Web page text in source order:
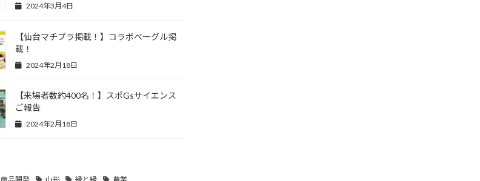
2024年3月4日
【仙台マチプラ掲載！】コラボベーグル掲
載！
2024年2月18日
【来場者数約400名！】スポGsサイエンス
ご報告
2024年2月18日